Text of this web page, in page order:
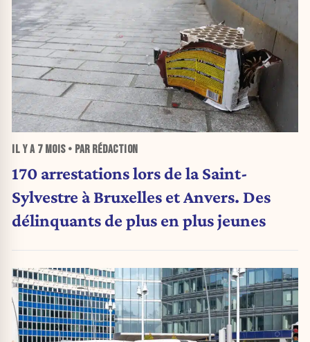
IL Y A 7 MOIS• PAR RÉDACTION
170 arrestations lors de la Saint-
Sylvestre à Bruxelles et Anvers. Des
délinquants de plus en plus jeunes